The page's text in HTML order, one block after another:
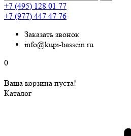
+7 (495) 128 01 77
+7 (977) 447 47 76
Заказать звонок
info@kupi-bassein.ru
0
Ваша корзина пуста!
Каталог